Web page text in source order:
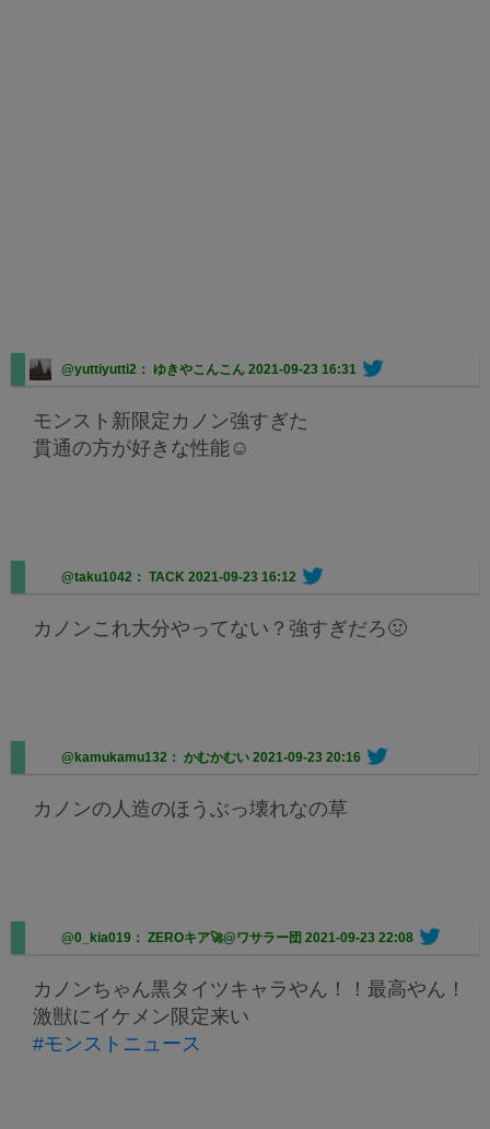
@yuttiyutti2： ゆきやこんこん 2021-09-23 16:31
モンスト新限定カノン強すぎた
貫通の方が好きな性能☺️
@taku1042： TACK 2021-09-23 16:12
カノンこれ大分やってない？強すぎだろ🤢
@kamukamu132： かむかむい 2021-09-23 20:16
カノンの人造のほうぶっ壊れなの草
@0_kia019： ZEROキア🚀@ワサラー団 2021-09-23 22:08
カノンちゃん黒タイツキャラやん！！最高やん！
激獣にイケメン限定来い
#モンストニュース